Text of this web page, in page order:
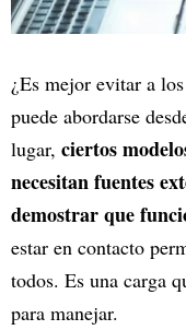
¿Es mejor evitar a
puede abordarse
lugar, ciertos
necesitan fuentes
demostrar que
estar en contacto
todos. Es una carga
para manejar.